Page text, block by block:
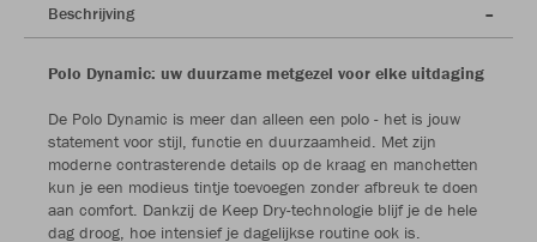
Beschrijving
Polo Dynamic: uw duurzame metgezel voor elke uitdaging
De Polo Dynamic is meer dan alleen een polo - het is jouw
statement voor stijl, functie en duurzaamheid. Met zijn
moderne contrasterende details op de kraag en manchetten
kun je een modieus tintje toevoegen zonder afbreuk te doen
aan comfort. Dankzij de Keep Dry-technologie blijf je de hele
dag droog, hoe intensief je dagelijkse routine ook is.